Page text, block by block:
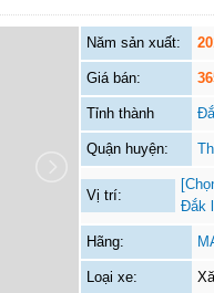
Năm sản xuất:
Giá bán:
Tỉnh thành
Quận huyện:
Vị trí:
Đắk
Hãng:
Loại xe: